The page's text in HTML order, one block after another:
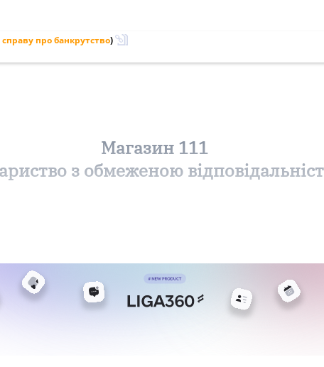
про банкрутство)
Магазин 111
з обмеженою